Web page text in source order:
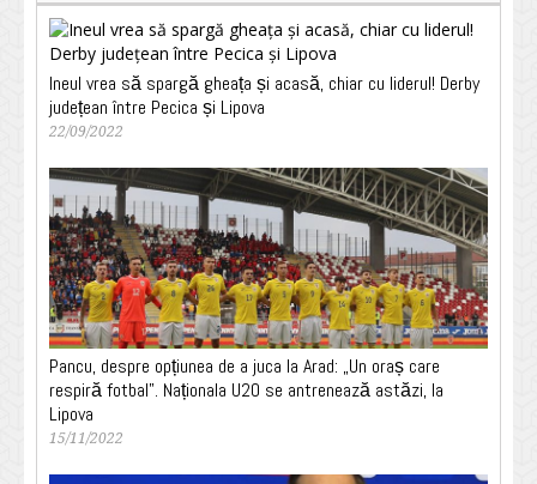
Ineul vrea să spargă gheața și acasă, chiar cu liderul! Derby
județean între Pecica și Lipova
22/09/2022
Pancu, despre opțiunea de a juca la Arad: „Un oraș care
respiră fotbal”. Naționala U20 se antrenează astăzi, la
Lipova
15/11/2022